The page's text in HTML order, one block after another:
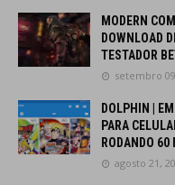
MODERN
DOWNLOAD
TESTADOR
setembro
DOLPHIN |
PARA
RODANDO 60
agosto 21,